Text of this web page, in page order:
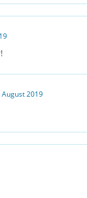
August 2019